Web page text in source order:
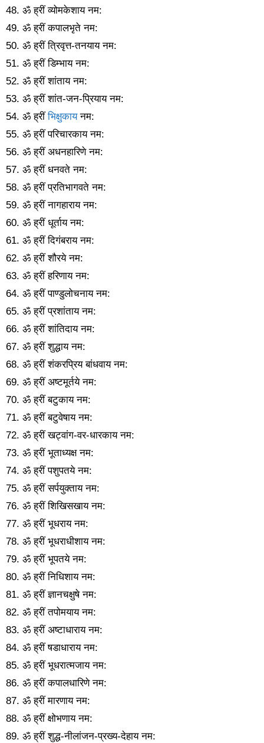
48. ॐ ह्रीं व्योमकेशाय नम:
49. ॐ ह्रीं कपालभृते नम:
50. ॐ ह्रीं त्रिवृत्त-तनयाय नम:
51. ॐ ह्रीं डिम्भाय नम:
52. ॐ ह्रीं शांताय नम:
53. ॐ ह्रीं शांत-जन-प्रियाय नम:
54. ॐ ह्रींभिक्षुकायनम:
55. ॐ ह्रीं परिचारकाय नम:
56. ॐ ह्रीं अधनहारिणे नम:
57. ॐ ह्रीं धनवते नम:
58. ॐ ह्रीं प्रतिभागवते नम:
59. ॐ ह्रीं नागहाराय नम:
60. ॐ ह्रीं धूर्ताय नम:
61. ॐ ह्रीं दिगंबराय नम:
62. ॐ ह्रीं शौरये नम:
63. ॐ ह्रीं हरिणाय नम:
64. ॐ ह्रीं पाण्डुलोचनाय नम:
65. ॐ ह्रीं प्रशांताय नम:
66. ॐ ह्रीं शां‍तिदाय नम:
67. ॐ ह्रीं शुद्धाय नम:
68. ॐ ह्रीं शंकरप्रिय बांधवाय नम:
69. ॐ ह्रीं अष्टमूर्तये नम:
70. ॐ ह्रीं बटुकाय नम:
71. ॐ ह्रीं बटुवेषाय नम:
72. ॐ ह्रीं खट्वांग-वर-धारकाय नम:
73. ॐ ह्रीं भूताध्यक्ष नम:
74. ॐ ह्रीं पशुपतये नम:
75. ॐ ह्रीं सर्पयुक्ताय नम:
76. ॐ ह्रीं शिखिसखाय नम:
77. ॐ ह्रीं भूधराय नम:
78. ॐ ह्रीं भूधराधीशाय नम:
79. ॐ ह्रीं भूपतये नम:
80. ॐ ह्रीं निधिशाय नम:
81. ॐ ह्रीं ज्ञानचक्षुषे नम:
82. ॐ ह्रीं तपोमयाय नम:
83. ॐ ह्रीं अष्टाधाराय नम:
84. ॐ ह्रीं षडाधाराय नम:
85. ॐ ह्रीं भूधरात्मजाय नम:
86. ॐ ह्रीं कपालधारिणे नम:
87. ॐ ह्रीं मारणाय नम:
88. ॐ ह्रीं क्षोभणाय नम:
89. ॐ ह्रीं शुद्ध-नीलांजन-प्रख्य-देहाय नम: